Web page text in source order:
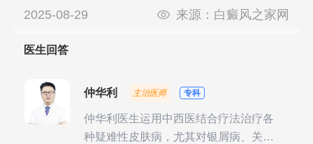
2025-08-29 来源： 白癜风之家网
医生回答
仲华利 主治医师 专科
仲华利医生运用中西医结合疗法治疗各
种疑难性皮肤病，尤其对银屑病、关节